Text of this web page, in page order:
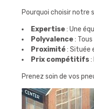
Pourquoi choisir notre
Expertise: Une
Polyvalence: Tous
Proximité: Située
Prix compétitifs:
Prenez soin de vos